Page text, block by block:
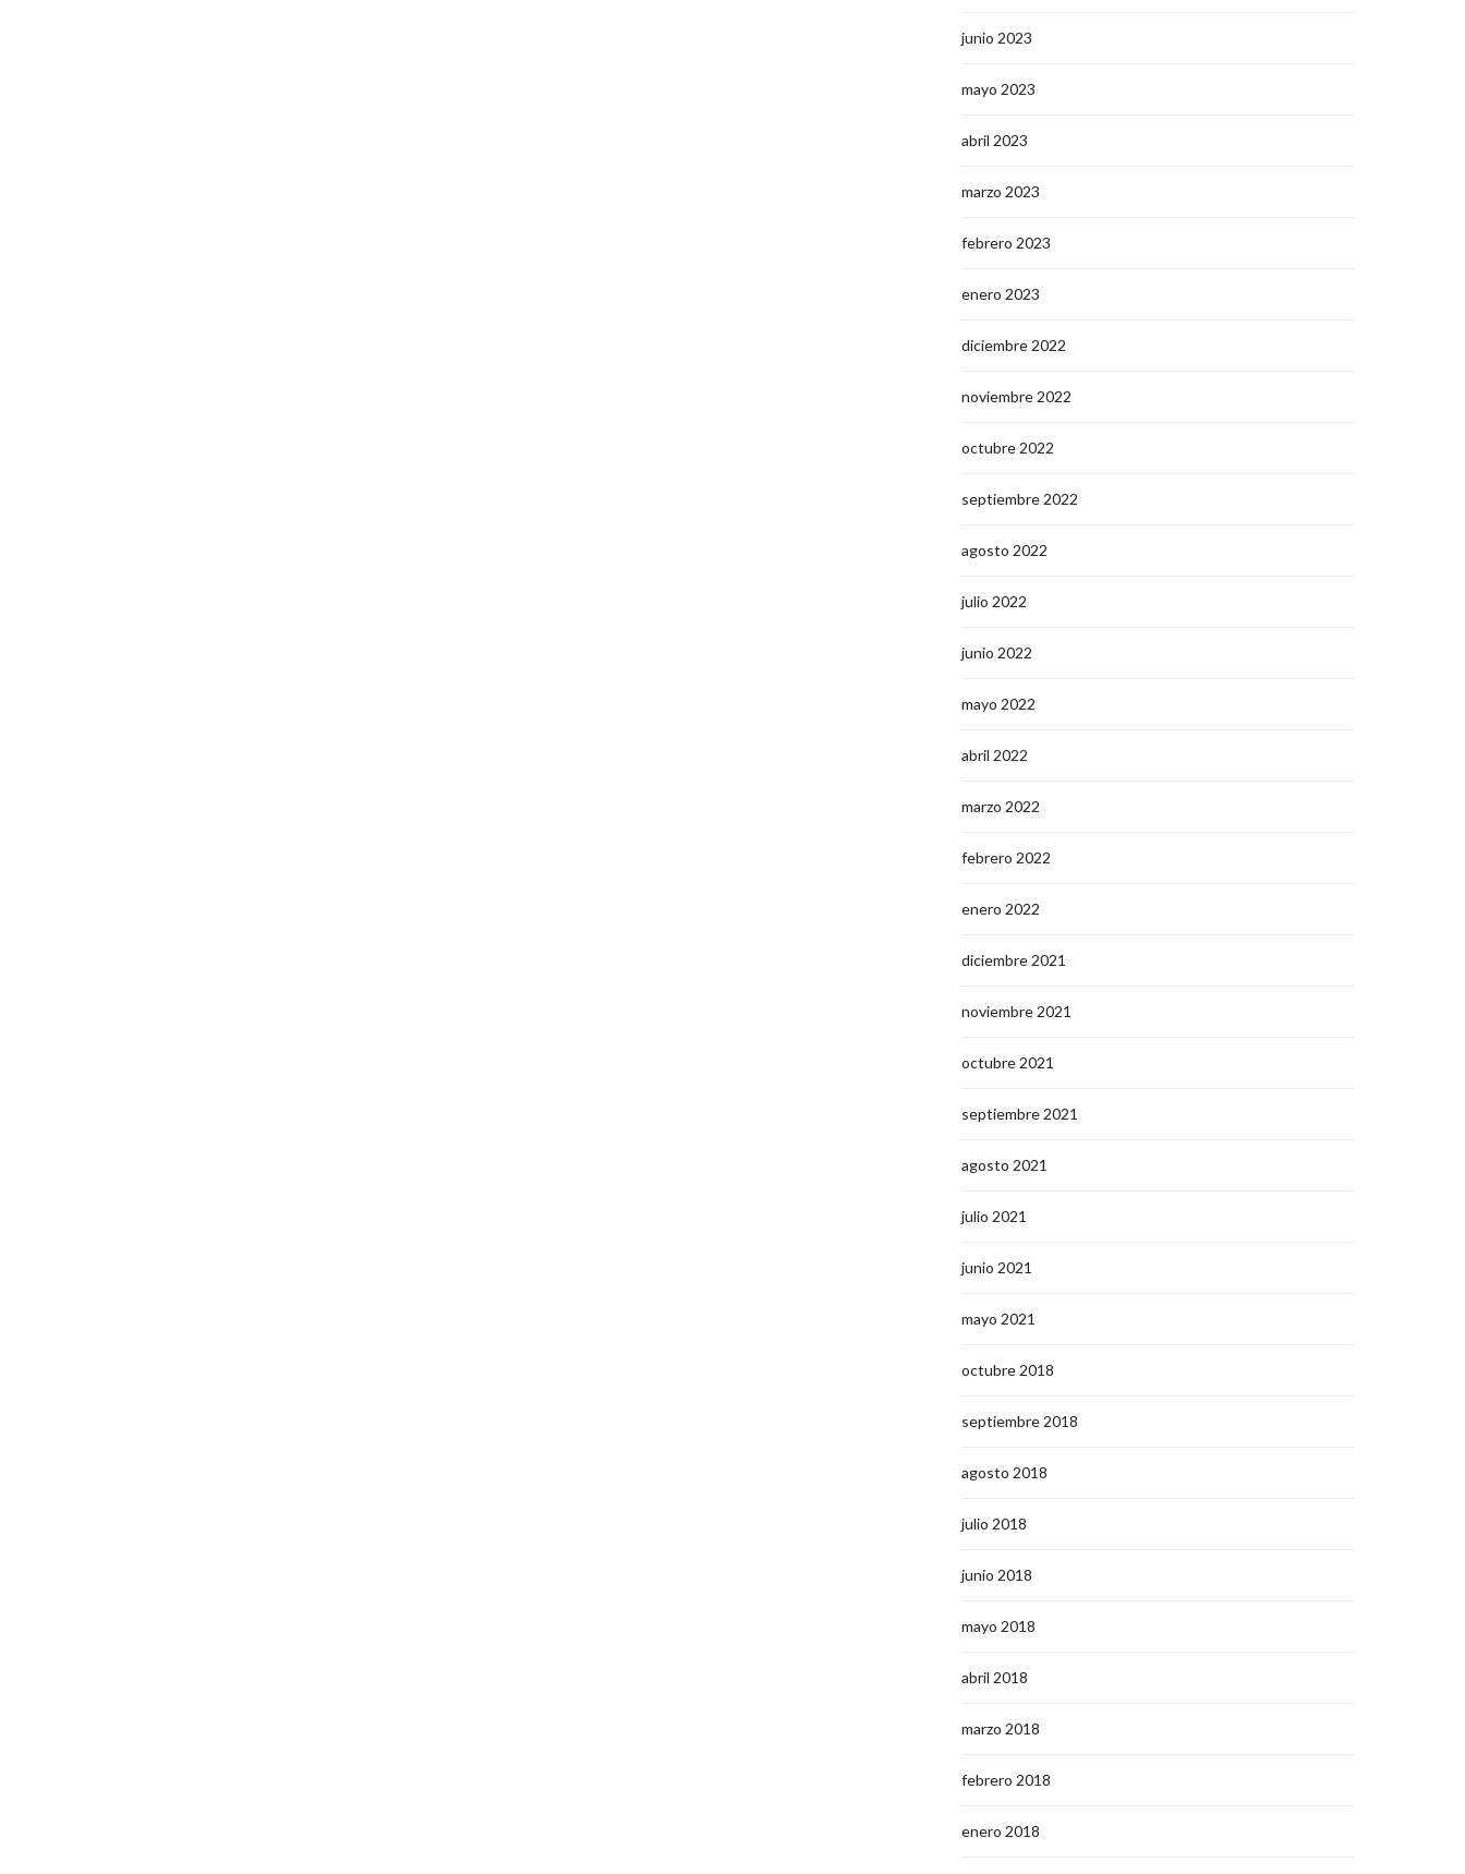
junio 2023
mayo 2023
abril 2023
marzo 2023
febrero 2023
enero 2023
diciembre 2022
noviembre 2022
octubre 2022
septiembre 2022
agosto 2022
julio 2022
junio 2022
mayo 2022
abril 2022
marzo 2022
febrero 2022
enero 2022
diciembre 2021
noviembre 2021
octubre 2021
septiembre 2021
agosto 2021
julio 2021
junio 2021
mayo 2021
octubre 2018
septiembre 2018
agosto 2018
julio 2018
junio 2018
mayo 2018
abril 2018
marzo 2018
febrero 2018
enero 2018